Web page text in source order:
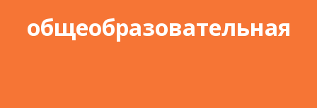
общеобразовательная